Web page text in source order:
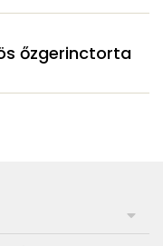
őzgerinctorta